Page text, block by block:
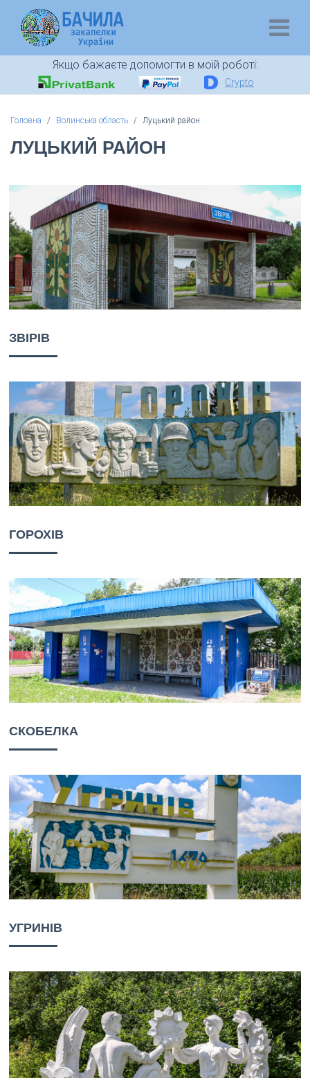
Якщо бажаєте допомогти в моїй роботі:
Crypto
Головна Волинська область Луцький район
ЛУЦЬКИЙ РАЙОН
ЗВІРІВ
ГОРОХІВ
СКОБЕЛКА
УГРИНІВ